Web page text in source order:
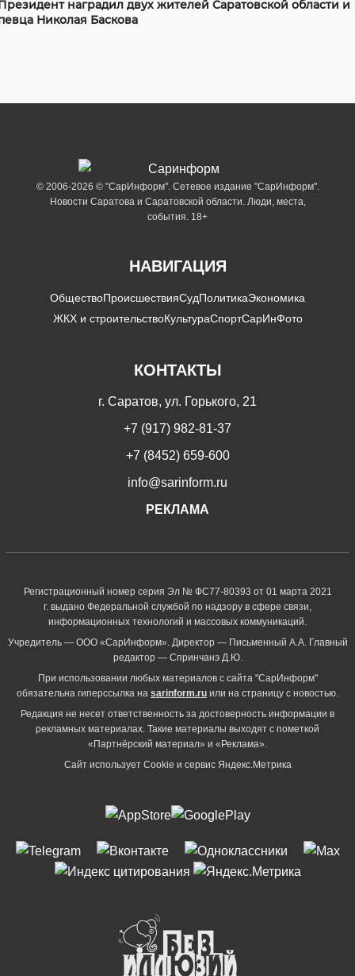
наградил двух жителей Саратовской области и
Николая Баскова
© 2006-2026 © "СарИнформ". Сетевое издание "СарИнформ".
Новости Саратова и Саратовской области. Люди, места,
события. 18+
НАВИГАЦИЯ
ОбществоПроисшествияСудПолитикаЭкономика
ЖКХ и строительствоКультураСпортСарИнФото
КОНТАКТЫ
г. Саратов, ул. Горького, 21
+7 (917) 982-81-37
+7 (8452) 659-600
info@sarinform.ru
РЕКЛАМА
Регистрационный номер серия Эл № ФС77-80393 от 01 марта 2021
г. выдано Федеральной службой по надзору в сфере связи,
информационных технологий и массовых коммуникаций.
Учредитель — ООО «СарИнформ». Директор — Письменный А.А. Главный
редактор — Спринчанэ Д.Ю.
При использовании любых материалов с сайта "СарИнформ"
обязательна гиперссылка на sarinform.ru или на страницу с новостью.
Редакция не несет ответственность за достоверность информации в
рекламных материалах. Такие материалы выходят с пометкой
«Партнёрский материал» и «Реклама».
Сайт использует Cookie и сервиc Яндекс.Метрика